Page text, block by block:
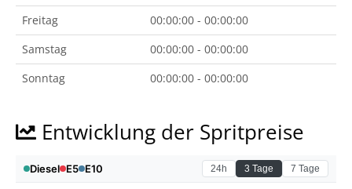
Freitag
00:00:00 - 00:00:00
Samstag
00:00:00 - 00:00:00
Sonntag
00:00:00 - 00:00:00
Entwicklung der Spritpreise